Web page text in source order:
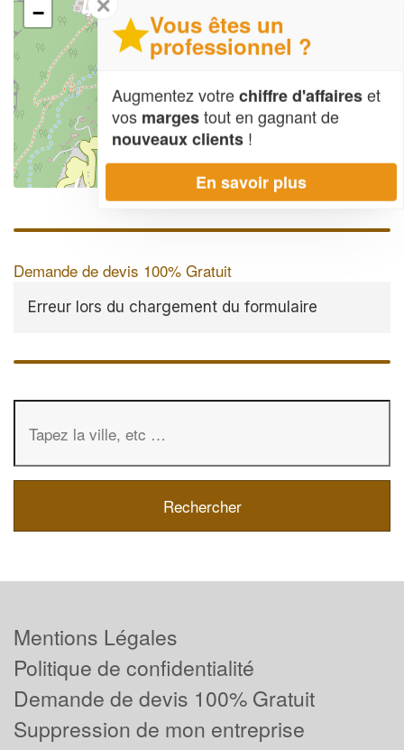
−
| Map data ©OpenStreetMap contributors,
Demande de devis 100% Gratuit
Erreur lors du chargement du formulaire
Vous êtes un
professionnel ?
Augmentez votrechiffre d'affaireset
vos margestout en gagnant de
nouveaux clients !
En savoir plus
Mentions Légales
Politique de confidentialité
Demande de devis 100% Gratuit
Suppression de mon entreprise